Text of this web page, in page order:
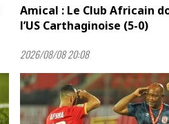
Amical : Le Club Africain
l’US Carthaginoise (5-0)
2026/08/08 20:08